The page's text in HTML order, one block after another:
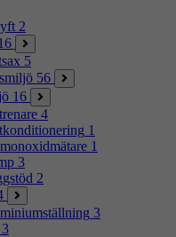
2
5
56
16
4
1
1
3
2
3
3